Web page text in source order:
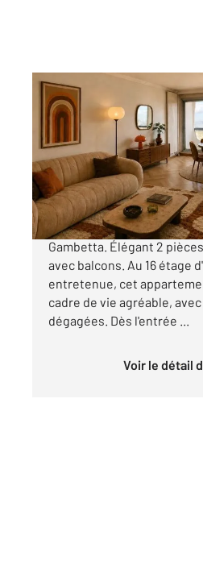
COURBEVOIE 92
57,64 m
, 2 pièces
Ref : 22995
Appartement F2 à
348 000
Exclusivité Century 21.
Gambetta. Élégant 2
avec balcons. Au 16 étage
entretenue, cet
cadre de vie agréable,
dégagées. Dès l'entrée ...
Voir le détail